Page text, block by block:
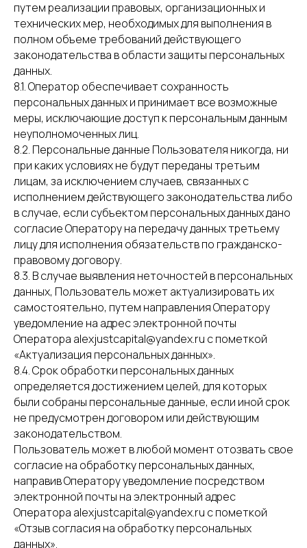
путем реализации правовых, организационных и
технических мер, необходимых для выполнения в
полном объеме требований действующего
законодательства в области защиты персональных
данных.
8.1. Оператор обеспечивает сохранность
персональных данных и принимает все возможные
меры, исключающие доступ к персональным данным
неуполномоченных лиц.
8.2. Персональные данные Пользователя никогда, ни
при каких условиях не будут переданы третьим
лицам, за исключением случаев, связанных с
исполнением действующего законодательства либо
в случае, если субъектом персональных данных дано
согласие Оператору на передачу данных третьему
лицу для исполнения обязательств по гражданско-
правовому договору.
8.3. В случае выявления неточностей в персональных
данных, Пользователь может актуализировать их
самостоятельно, путем направления Оператору
уведомление на адрес электронной почты
Оператора alexjustcapital@yandex.ru с пометкой
«Актуализация персональных данных».
8.4. Срок обработки персональных данных
определяется достижением целей, для которых
были собраны персональные данные, если иной срок
не предусмотрен договором или действующим
законодательством.
Пользователь может в любой момент отозвать свое
согласие на обработку персональных данных,
направив Оператору уведомление посредством
электронной почты на электронный адрес
Оператора alexjustcapital@yandex.ru с пометкой
«Отзыв согласия на обработку персональных
данных».